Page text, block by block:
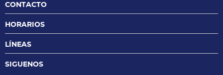
CONTACTO
HORARIOS
LÍNEAS
SIGUENOS